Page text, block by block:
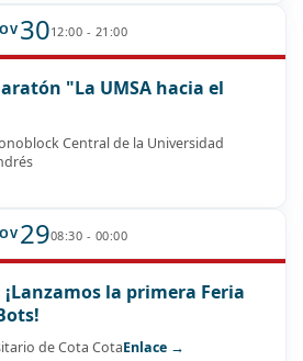
3012:00 - 21:00
"La UMSA hacia el
Central de la Universidad
2908:30 - 00:00
la primera Feria
de Cota CotaEnlace →